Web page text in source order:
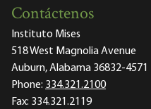
Contáctenos
Instituto Mises
518 West Magnolia Avenue
Auburn, Alabama 36832-4571
Phone: 334.321.2100
Fax: 334.321.2119